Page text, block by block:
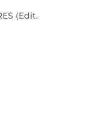
(Edit.